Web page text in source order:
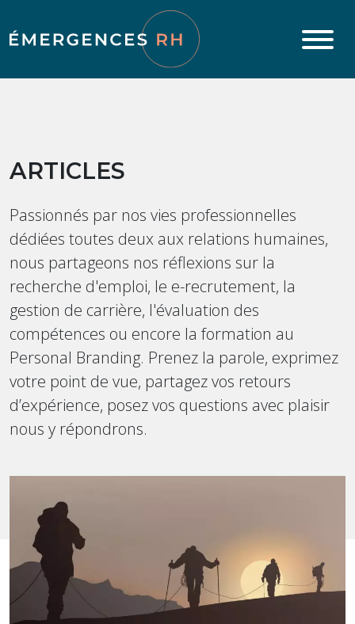
ARTICLES
Passionnés par nos vies professionnelles
dédiées toutes deux aux relations humaines,
nous partageons nos réflexions sur la
recherche d'emploi, le e-recrutement, la
gestion de carrière, l'évaluation des
compétences ou encore la formation au
Personal Branding. Prenez la parole, exprimez
votre point de vue, partagez vos retours
d’expérience, posez vos questions avec plaisir
nous y répondrons.